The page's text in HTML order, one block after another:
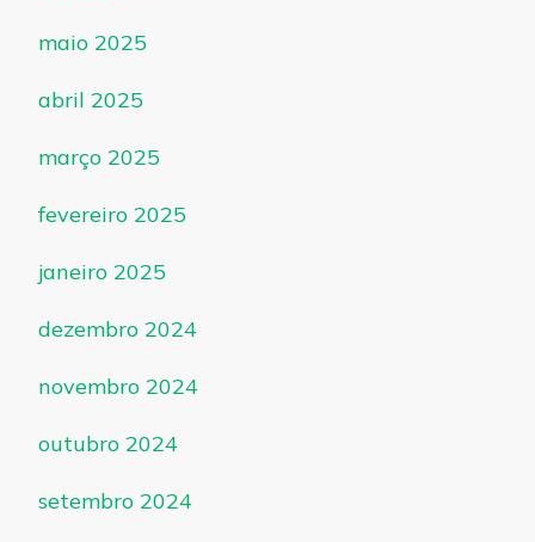
maio 2025
abril 2025
março 2025
fevereiro 2025
janeiro 2025
dezembro 2024
novembro 2024
outubro 2024
setembro 2024